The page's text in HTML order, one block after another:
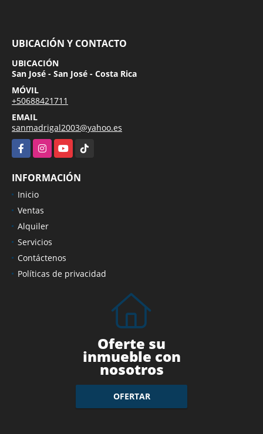
UBICACIÓN Y CONTACTO
UBICACIÓN
San José - San José - Costa Rica
MÓVIL
+50688421711
EMAIL
sanmadrigal2003@yahoo.es
FacebookInstagramYouTubeTikTok
INFORMACIÓN
Inicio
Ventas
Alquiler
Servicios
Contáctenos
Políticas de privacidad
Oferte su
inmueble con
nosotros
OFERTAR